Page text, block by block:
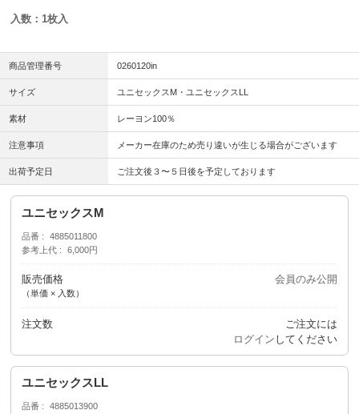
入数：1枚入
商品管理番号 0260120in
サイズ ユニセックスM・ユニセックスLL
素材 レーヨン100％
注意事項 メーカー在庫のため売り違いが生じる場合がございます
出荷予定日 ご注文後３〜５日後を予定しております
ユニセックスM
品番
4885011800
参考上代
6,000円
販売価格
（単価 × 入数）
会員のみ公開
注文数
ご注文には
ログイン してください
ユニセックスLL
品番
4885013900